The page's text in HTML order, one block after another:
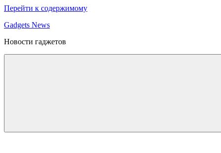
Перейти к содержимому
Gadgets News
Новости гаджетов